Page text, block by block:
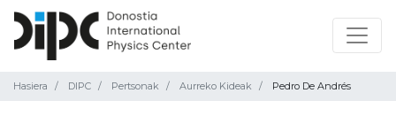
Hasiera DIPC Pertsonak Aurreko Kideak Pedro De Andrés